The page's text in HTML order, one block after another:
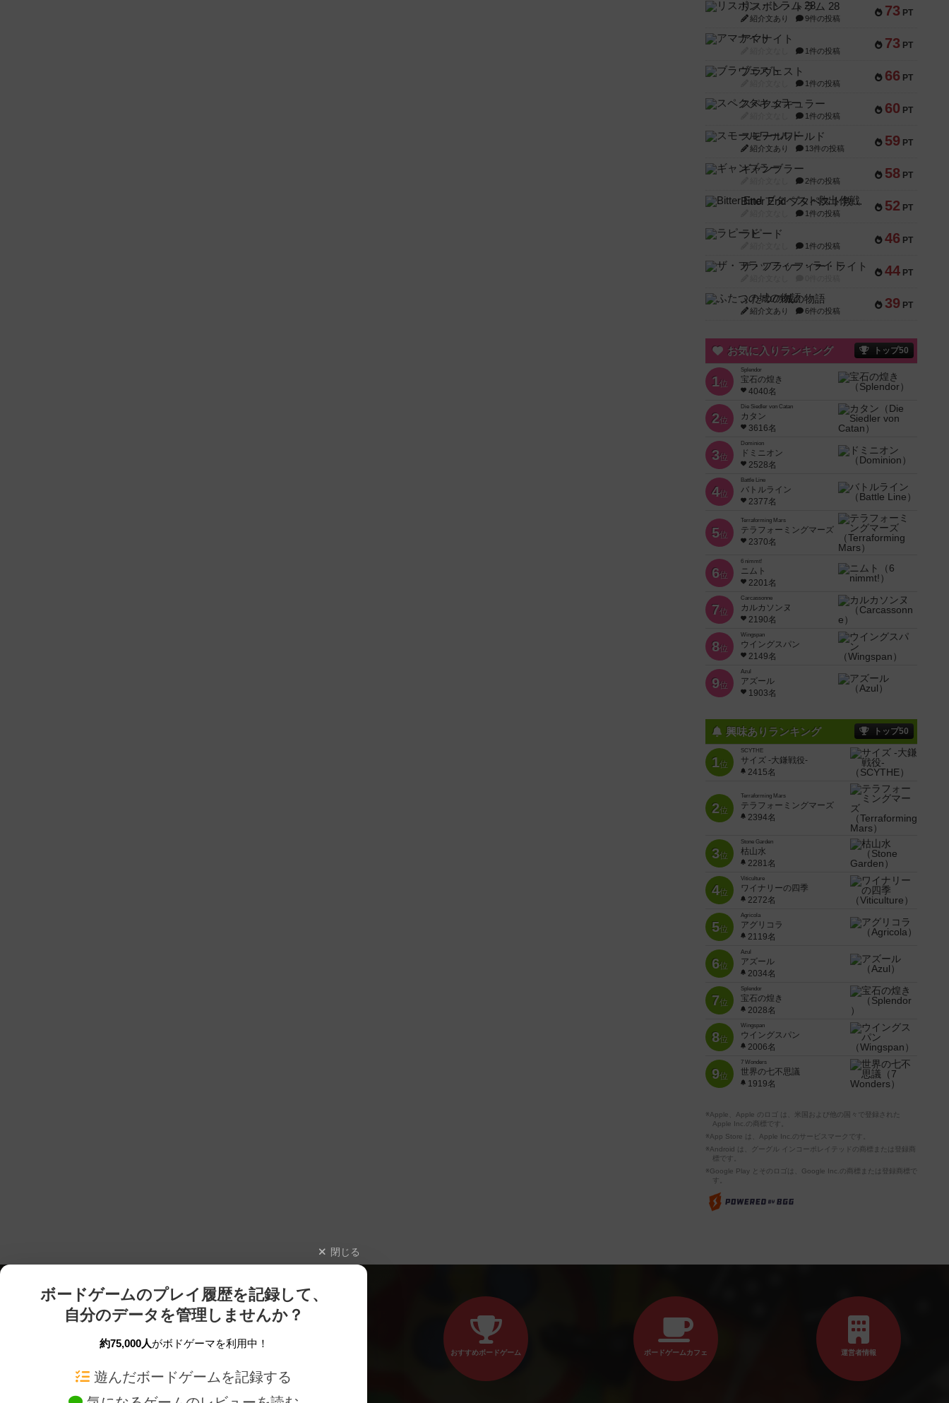
73 PT
リスボン・トラム 28
紹介文あり 9件の投稿
73 PT
アマナイト
1件の投稿
66 PT
ブラヴェスト
1件の投稿
60 PT
スペクタキュラー
1件の投稿
59 PT
スモールワールド
紹介文あり 13件の投稿
58 PT
ギャンブラー
2件の投稿
52 PT
Bitter End ブタペスト救出作戦
1件の投稿
46 PT
ラピード
1件の投稿
44 PT
ザ・フラッフィー・ライト
39 PT
ふたつの城の物語
紹介文あり 6件の投稿
お気に入りランキング トップ50
1位
Splendor
宝石の煌き
4040名
2位
Die Siedler von Catan
カタン
3616名
3位
Dominion
ドミニオン
2528名
4位
Battle Line
バトルライン
2377名
5位
Terraforming Mars
テラフォーミングマーズ
2370名
6位
6 nimmt!
ニムト
2201名
7位
Carcassonne
カルカソンヌ
2190名
8位
Wingspan
ウイングスパン
2149名
9位
Azul
アズール
1903名
興味ありランキング トップ50
1位
SCYTHE
サイズ -大鎌戦役-
2415名
2位
Terraforming Mars
テラフォーミングマーズ
2394名
3位
Stone Garden
枯山水
2281名
4位
Viticulture
ワイナリーの四季
2272名
5位
Agricola
アグリコラ
2119名
6位
Azul
アズール
2034名
7位
Splendor
宝石の煌き
2028名
8位
Wingspan
ウイングスパン
2006名
9位
7 Wonders
世界の七不思議
1919名
※Apple、Apple のロゴ は、米国および他の国々で登録された
Apple Inc.の商標です。
※App Store は、Apple Inc.のサービスマークです。
※Android は、グーグル インコーポレイテッドの商標または登録商
標です。
※Google Play とそのロゴは、Google Inc.の商標または登録商標で
す。
閉じる
ボードゲームのプレイ履歴を記録して、
自分のデータを管理しませんか？
約75,000人がボドゲーマを利用中！
遊んだボードゲームを記録する
おすすめボードゲーム ボードゲームカフェ 運営者情報